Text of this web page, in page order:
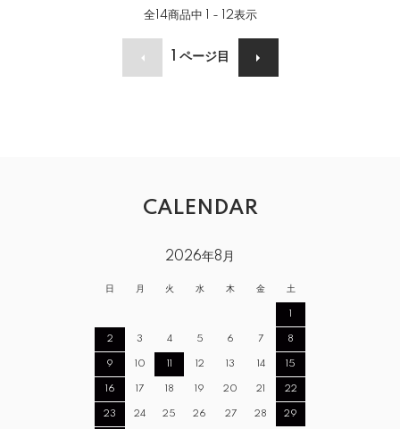
全14商品中 1 - 12表示
ページ目
CALENDAR
2026年8月
日 月 火 水 木 金 土
1
2 3 4 5 6 7 8
9 10 11 12 13 14 15
16 17 18 19 20 21 22
23 24 25 26 27 28 29